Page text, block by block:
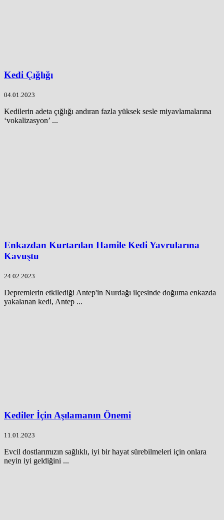
Kedi Çığlığı
04.01.2023
Kedilerin adeta çığlığı andıran fazla yüksek sesle miyavlamalarına
‘vokalizasyon’ ...
Enkazdan Kurtarılan Hamile Kedi Yavrularına
Kavuştu
24.02.2023
Depremlerin etkilediği Antep'in Nurdağı ilçesinde doğuma enkazda
yakalanan kedi, Antep ...
Kediler İçin Aşılamanın Önemi
11.01.2023
Evcil dostlarımızın sağlıklı, iyi bir hayat sürebilmeleri için onlara
neyin iyi geldiğini ...